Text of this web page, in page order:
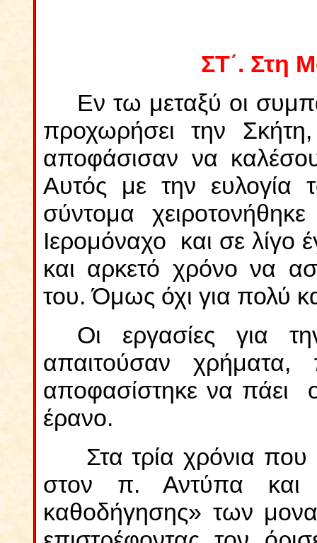
ΣΤ΄. Στη
Εν τω μεταξύ οι
προχωρήσει την
αποφάσισαν να
Αυτός με την ευλογία
σύντομα
Ιερομόναχο και σε λίγο
και αρκετό χρόνο να
του. Όμως όχι για πολύ
Οι εργασίες για
απαιτούσαν
αποφασίστηκε να πάει
έρανο.
Στα τρία χρόνια
στον π. Αντύπα και
καθοδήγησης» των